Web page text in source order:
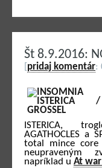
Št 8.9.2016:
pridaj komentár:
ISTERICA,
AGATHOCLES a
total mince
neupraveným
napríklad u At